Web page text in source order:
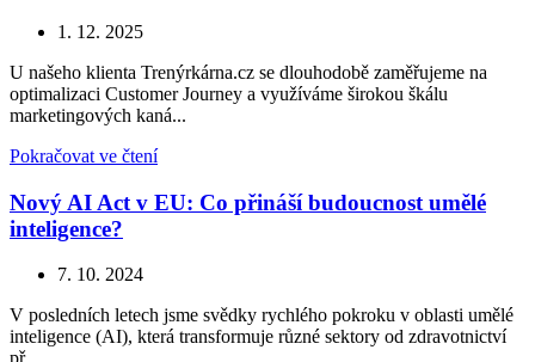
1. 12. 2025
U našeho klienta Trenýrkárna.cz se dlouhodobě zaměřujeme na
optimalizaci Customer Journey a využíváme širokou škálu
marketingových kaná...
Pokračovat ve čtení
Nový AI Act v EU: Co přináší budoucnost umělé
inteligence?
7. 10. 2024
V posledních letech jsme svědky rychlého pokroku v oblasti umělé
inteligence (AI), která transformuje různé sektory od zdravotnictví